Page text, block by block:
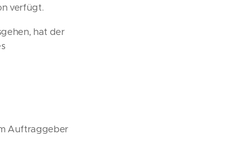
verfügt.
hat der
Auftraggeber